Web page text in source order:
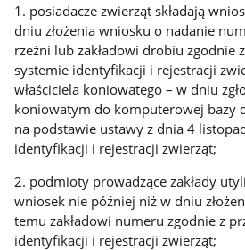
1. posiadacze zwierząt składają
dniu złożenia wniosku o nadanie
rzeźni lub zakładowi drobiu zgodnie
systemie identyfikacji i rejestracji
właściciela koniowatego – w dniu
koniowatym do komputerowej bazy
na podstawie ustawy z dnia 4
identyfikacji i rejestracji zwierząt;
2. podmioty prowadzące zakłady
wniosek nie później niż w dniu
temu zakładowi numeru zgodnie z
identyfikacji i rejestracji zwierząt;